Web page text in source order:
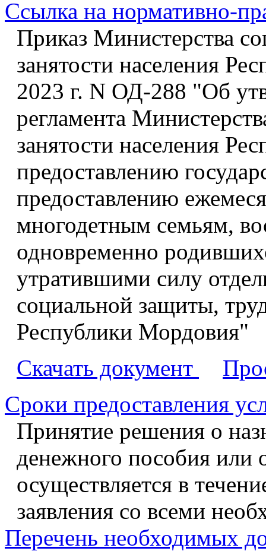
Ссылка на нормативно-
Приказ Министерства
занятости населения
2023 г. N ОД-288 "Об
регламента
занятости населения
предоставлению
предоставлению
многодетным семьям,
одновременно
утратившими силу
социальной защиты,
Республики Мордовия"
Скачать документ
Сроки предоставления
Принятие решения о
денежного пособия или
осуществляется в
заявления со всеми
Перечень необходимых